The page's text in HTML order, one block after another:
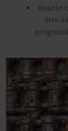
Besoin
être